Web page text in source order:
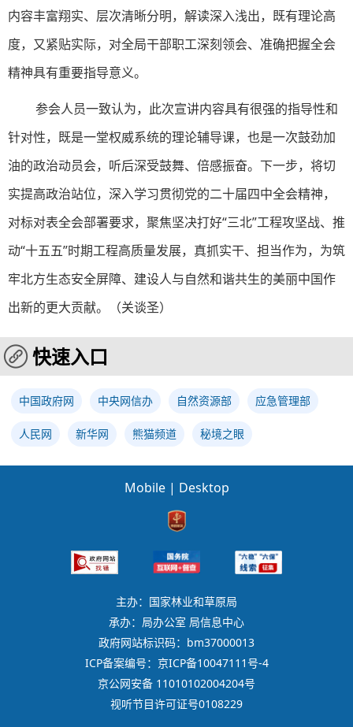
内容丰富翔实、层次清晰分明，解读深入浅出，既有理论高
度，又紧贴实际，对全局干部职工深刻领会、准确把握全会
精神具有重要指导意义。
参会人员一致认为，此次宣讲内容具有很强的指导性和
针对性，既是一堂权威系统的理论辅导课，也是一次鼓劲加
油的政治动员会，听后深受鼓舞、倍感振奋。下一步，将切
实提高政治站位，深入学习贯彻党的二十届四中全会精神，
对标对表全会部署要求，聚焦坚决打好“三北”工程攻坚战、推
动“十五五”时期工程高质量发展，真抓实干、担当作为，为筑
牢北方生态安全屏障、建设人与自然和谐共生的美丽中国作
出新的更大贡献。（关谈圣）
快速入口
中国政府网 中央网信办 自然资源部 应急管理部
人民网 新华网 熊猫频道 秘境之眼
Mobile | Desktop
主办：国家林业和草原局
承办：局办公室 局信息中心
政府网站标识码：bm37000013
ICP备案编号：京ICP备10047111号-4
京公网安备 11010102004204号
视听节目许可证号0108229